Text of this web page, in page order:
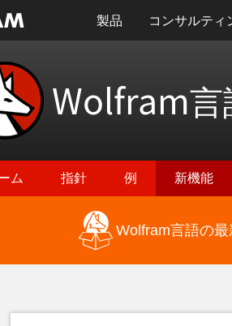
製品 コンサルティ
Wolfram言
ム 指針 例 新機能
Wolfram言語の